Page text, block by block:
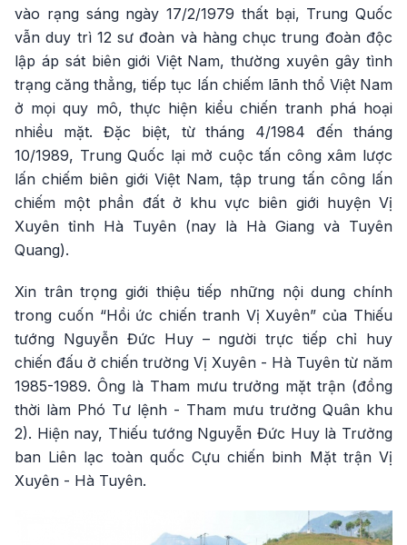
vào rạng sáng ngày 17/2/1979 thất bại, Trung Quốc
vẫn duy trì 12 sư đoàn và hàng chục trung đoàn độc
lập áp sát biên giới Việt Nam, thường xuyên gây tình
trạng căng thẳng, tiếp tục lấn chiếm lãnh thổ Việt Nam
ở mọi quy mô, thực hiện kiểu chiến tranh phá hoại
nhiều mặt. Đặc biệt, từ tháng 4/1984 đến tháng
10/1989, Trung Quốc lại mở cuộc tấn công xâm lược
lấn chiếm biên giới Việt Nam, tập trung tấn công lấn
chiếm một phần đất ở khu vực biên giới huyện Vị
Xuyên tỉnh Hà Tuyên (nay là Hà Giang và Tuyên
Quang).
Xin trân trọng giới thiệu tiếp những nội dung chính
trong cuốn “Hồi ức chiến tranh Vị Xuyên” của Thiếu
tướng Nguyễn Đức Huy – người trực tiếp chỉ huy
chiến đấu ở chiến trường Vị Xuyên - Hà Tuyên từ năm
1985-1989. Ông là Tham mưu trưởng mặt trận (đồng
thời làm Phó Tư lệnh - Tham mưu trưởng Quân khu
2). Hiện nay, Thiếu tướng Nguyễn Đức Huy là Trưởng
ban Liên lạc toàn quốc Cựu chiến binh Mặt trận Vị
Xuyên - Hà Tuyên.